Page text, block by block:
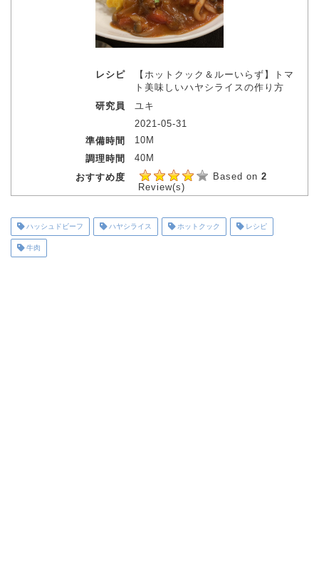
レシピ
【ホットクック＆ルーいらず】トマ
ト美味しいハヤシライスの作り方
研究員
ユキ
2021-05-31
準備時間
10M
調理時間
40M
おすすめ度
Based on 2
Review(s)
ハッシュドビーフ ハヤシライス ホットクック レシピ
牛肉